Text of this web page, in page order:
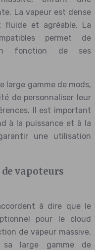
La vapeur est dense
et agréable. La
permet de
en fonction de ses
large gamme de mods,
de personnaliser leur
Il est important
à la puissance et à la
une utilisation
vapoteurs
à dire que le
pour le cloud
de vapeur massive,
sa large gamme de